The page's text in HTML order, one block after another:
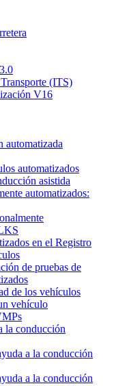
(ITS)
V16
automatizada
automatizados
asistida
automatizados:
en el Registro
de pruebas de
de los vehículos
vehículo
la conducción
a la conducción
a la conducción